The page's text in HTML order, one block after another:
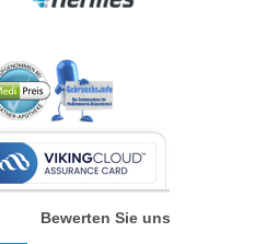
Bewerten Sie uns